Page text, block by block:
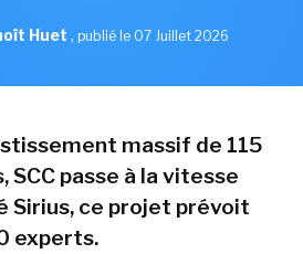
Huet , publié le 07 Juillet 2026
massif de 115
SCC passe à la vitesse
Sirius, ce projet prévoit
experts.